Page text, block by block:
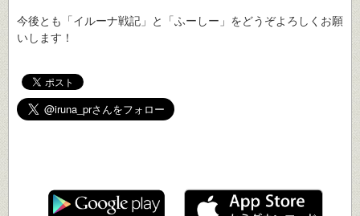
今後とも「イルーナ戦記」と「ふーしー」をどうぞよろしくお願
いします！